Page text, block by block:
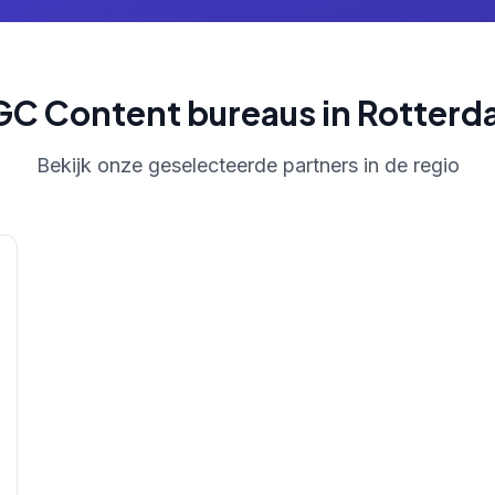
Content bureaus in
Bekijk onze geselecteerde partners in de regio